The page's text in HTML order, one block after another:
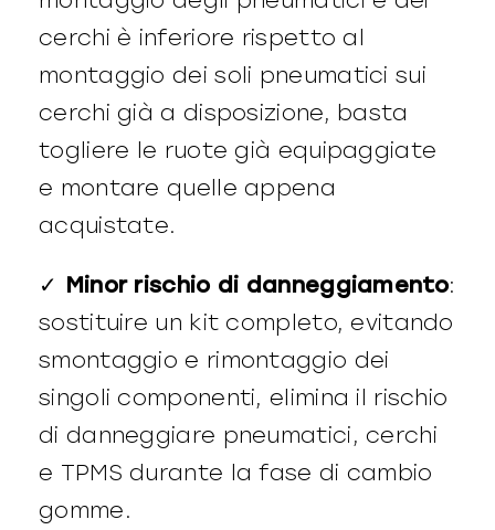
cerchi è inferiore rispetto al
montaggio dei soli pneumatici sui
cerchi già a disposizione, basta
togliere le ruote già equipaggiate
e montare quelle appena
acquistate.
✓ Minor rischio di danneggiamento:
sostituire un kit completo, evitando
smontaggio e rimontaggio dei
singoli componenti, elimina il rischio
di danneggiare pneumatici, cerchi
e TPMS durante la fase di cambio
gomme.